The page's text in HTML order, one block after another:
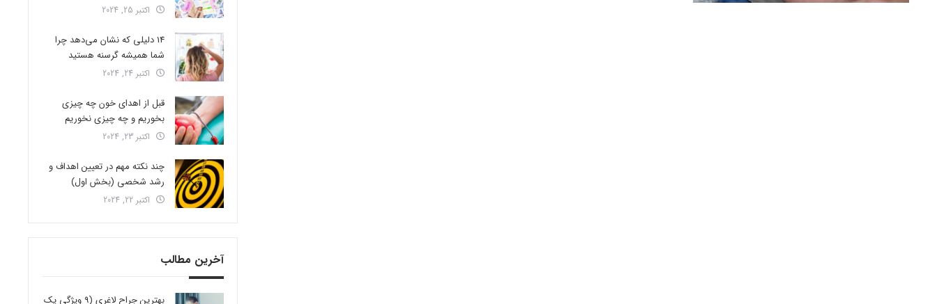
اکتبر 25, 2024
14 دلیلی که نشان می‌دهد چرا
شما همیشه گرسنه هستید
اکتبر 24, 2024
قبل از اهدای خون چه چیزی
بخوریم و چه چیزی نخوریم
اکتبر 23, 2024
چند نکته مهم در تعیین اهداف و
رشد شخصی (بخش اول)
اکتبر 22, 2024
آخرین مطالب
بهترین جراح لاغری (9 ویژگی یک